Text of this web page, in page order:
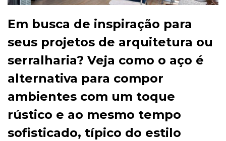
Em busca de inspiração para
seus projetos de arquitetura ou
serralharia? Veja como o aço é
alternativa para compor
ambientes com um toque
rústico e ao mesmo tempo
sofisticado, típico do estilo